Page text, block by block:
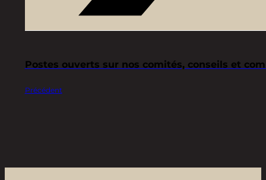
Précédent
Postes ouverts sur nos comités, conseils et